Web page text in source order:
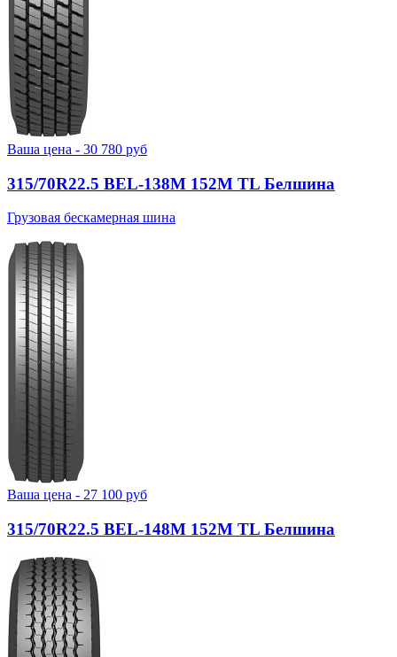
Ваша цена - 30 780 руб
315/70R22.5 BEL-138М 152M TL Белшина
Грузовая бескамерная шина
Ваша цена - 27 100 руб
315/70R22.5 BEL-148М 152M TL Белшина